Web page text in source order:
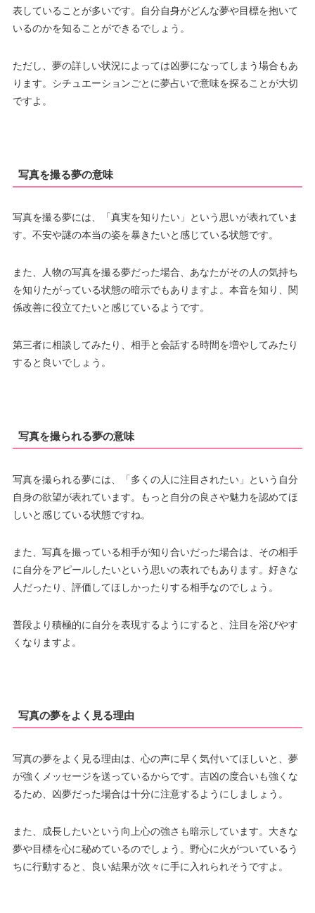
表していることが多いです。自分自身がどんな夢や目標を抱いて
いるのかを知ることができるでしょう。
ただし、夢の詳しい状況によっては凶夢になってしまう場合もあ
ります。シチュエーションごとに夢占いで意味を探ることが大切
ですよ。
写真を撮る夢の意味
写真を撮る夢には、「真実を知りたい」という思いが表れていま
す。不安や謎の本当の姿を暴きたいと感じている状態です。
また、人物の写真を撮る夢だった場合、あなたがその人の気持ち
を知りたがっている状態の暗示でもありますよ。本音を知り、関
係改善に役立てたいと感じているようです。
第三者に相談してみたり、相手と会話する時間を増やしてみたり
すると良いでしょう。
写真を撮られる夢の意味
写真を撮られる夢には、「多くの人に注目されたい」という自分
自身の欲望が表れています。もっと自分の良さや魅力を認めてほ
しいと感じている状態ですね。
また、写真を撮っている相手が知り合いだった場合は、その相手
に自分をアピールしたいという思いの表れでもあります。好きな
人だったり、評価してほしかったりする相手なのでしょう。
普段より積極的に自分を表現するようにすると、注目を浴びやす
くなりますよ。
写真の夢をよく見る理由
写真の夢をよく見る理由は、心の声に早く気付いてほしいと、夢
が強くメッセージを送っているからです。吉凶の度合いも強くな
るため、凶夢だった場合は十分に注意するようにしましょう。
また、成長したいという向上心の強さも暗示しています。大きな
夢や目標を心に秘めているのでしょう。野心に火がついているう
ちに行動すると、良い結果が次々に手に入れられそうですよ。